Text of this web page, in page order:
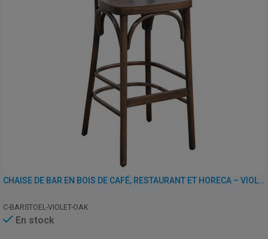
CHAISE DE BAR EN BOIS DE CAFÉ, RESTAURANT ET HORECA – VIOLET – VINTAGE CHÊNE
C-BARSTOEL-VIOLET-OAK
En stock